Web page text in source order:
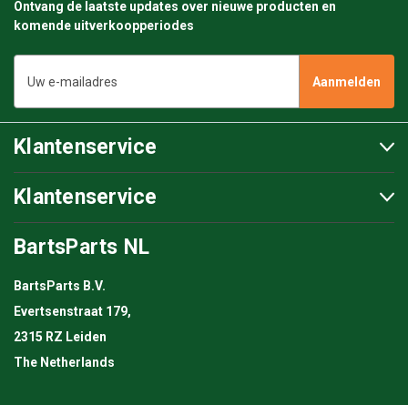
Ontvang de laatste updates over nieuwe producten en
komende uitverkoopperiodes
mailadres
Klantenservice
Klantenservice
BartsParts NL
BartsParts B.V.
Evertsenstraat 179,
2315 RZ Leiden
The Netherlands